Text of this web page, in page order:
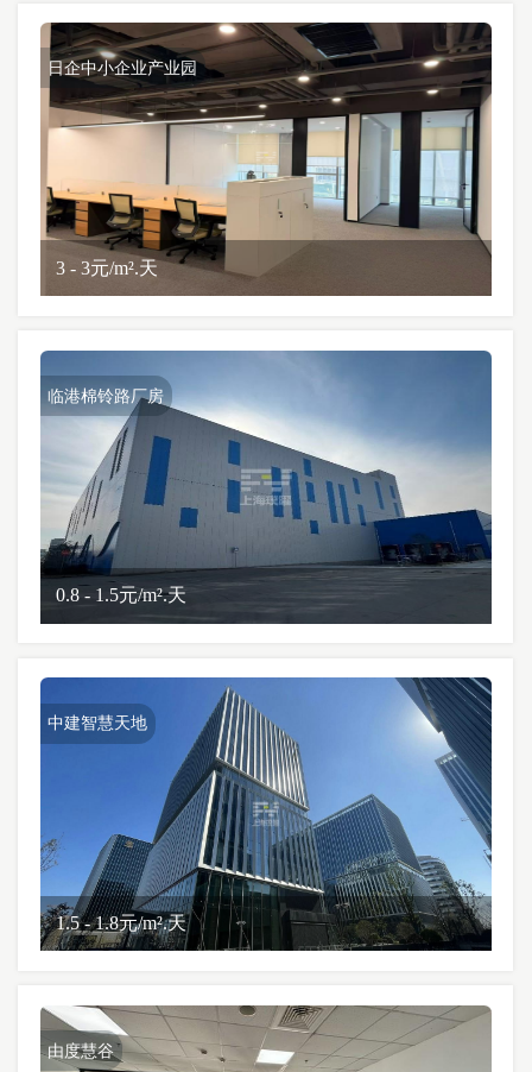
日企中小企业产业园
3 - 3元/m².天
临港棉铃路厂房
0.8 - 1.5元/m².天
中建智慧天地
1.5 - 1.8元/m².天
由度慧谷